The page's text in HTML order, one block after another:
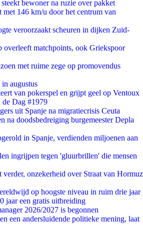
bewoner na ruzie over pakket
met 146 km/u door het centrum van
veroorzaakt scheuren in dijken Zuid-
overleeft matchpoints, ook Griekspoor
met ruime zege op promovendus
augustus
van pokerspel en grijpt geel op Ventoux
de Dag #1979
uit Spanje na migratiecrisis Ceuta
na doodsbedreiging burgemeester Depla
in Spanje, verdienden miljoenen aan
ingrijpen tegen 'gluurbrillen' die mensen
verder, onzekerheid over Straat van Hormuz
op hoogste niveau in ruim drie jaar
jaar een gratis uitbreiding
2026/2027 is begonnen
een andersluidende politieke mening, laat